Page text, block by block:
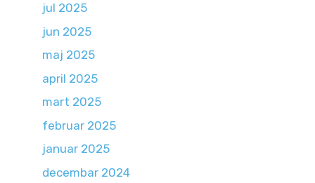
jul 2025
jun 2025
maj 2025
april 2025
mart 2025
februar 2025
januar 2025
decembar 2024